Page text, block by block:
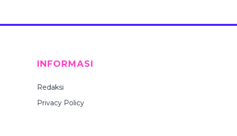
INFORMASI
Redaksi
Privacy Policy